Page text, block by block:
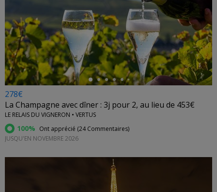
←
278€
La Champagne avec dîner : 3j pour 2, au lieu de 453€
LE RELAIS DU VIGNERON • VERTUS
100% Ont apprécié (24 Commentaires)
JUSQU'EN NOVEMBRE 2026